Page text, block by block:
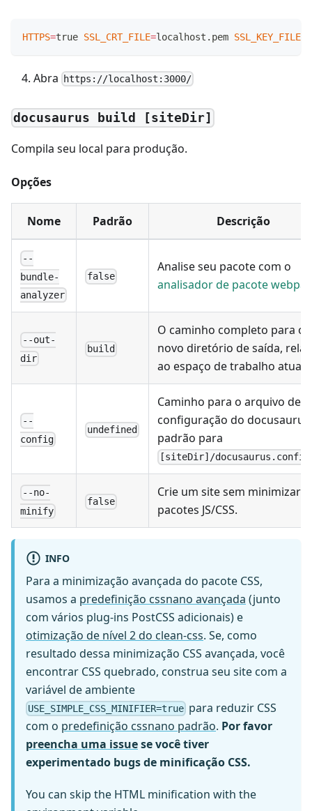
HTTPS=true SSL_CRT_FILE=localhost.pem SSL_KEY_FILE
Abra https://localhost:3000/
docusaurus build [siteDir]
Compila seu local para produção.
Opções
Nome Padrão Descrição
--
bundle-
analyzer
false
Analise seu pacote com o
analisador de pacote
--out-
dir
build
O caminho completo para o
novo diretório de saída,
ao espaço de trabalho atual.
--
config
undefined
Caminho para o arquivo de
configuração do docusaurus,
padrão para
[siteDir]/
--no-
minify
false
Crie um site sem minimizar
pacotes JS/CSS.
INFO
Para a minimização avançada do pacote CSS,
usamos a predefinição cssnano avançada (junto
com vários plug-ins PostCSS adicionais) e
otimização de nível 2 do clean-css. Se, como
resultado dessa minimização CSS avançada, você
encontrar CSS quebrado, construa seu site com a
variável de ambiente
USE_SIMPLE_CSS_MINIFIER=true para reduzir CSS
com o predefinição cssnano padrão. Por favor
preencha uma issuese você tiver
experimentado bugs de minificação CSS.
You can skip the HTML minification with the